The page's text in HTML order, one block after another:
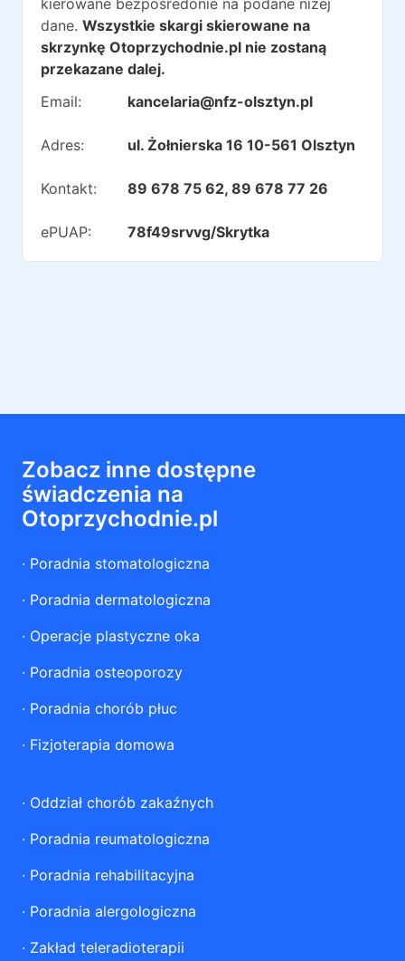
kierowane bezpośredonie na podane niżej
dane. Wszystkie skargi skierowane na
skrzynkę Otoprzychodnie.pl nie zostaną
przekazane dalej.
Email:
kancelaria@nfz-olsztyn.pl
Adres: ul. Żołnierska 16 10-561 Olsztyn
Kontakt: 89 678 75 62, 89 678 77 26
ePUAP: 78f49srvvg/Skrytka
Zobacz inne dostępne
świadczenia na
Otoprzychodnie.pl
· Poradnia stomatologiczna
· Poradnia dermatologiczna
· Operacje plastyczne oka
· Poradnia osteoporozy
· Poradnia chorób płuc
· Fizjoterapia domowa
· Oddział chorób zakaźnych
· Poradnia reumatologiczna
· Poradnia rehabilitacyjna
· Poradnia alergologiczna
· Zakład teleradioterapii